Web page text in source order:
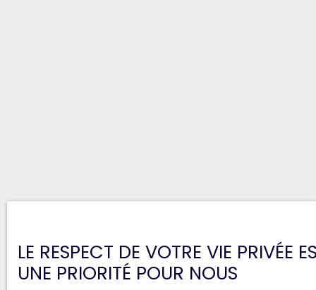
LE RESPECT DE VOTRE VIE PRIVÉE
UNE PRIORITÉ POUR NOUS